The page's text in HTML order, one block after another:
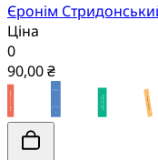
Єронім
Ціна
0
90,00 ₴